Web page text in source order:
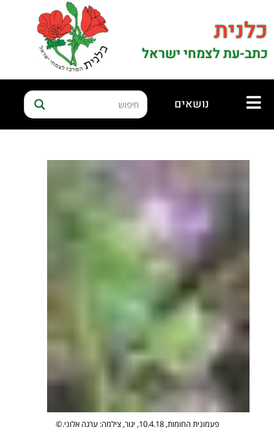
כלנית
כתב-עת לצמחי ישראל
נושאים
פעמונית החומות, 10.4.18, יגור, צילמה: ערגה אלוני.©